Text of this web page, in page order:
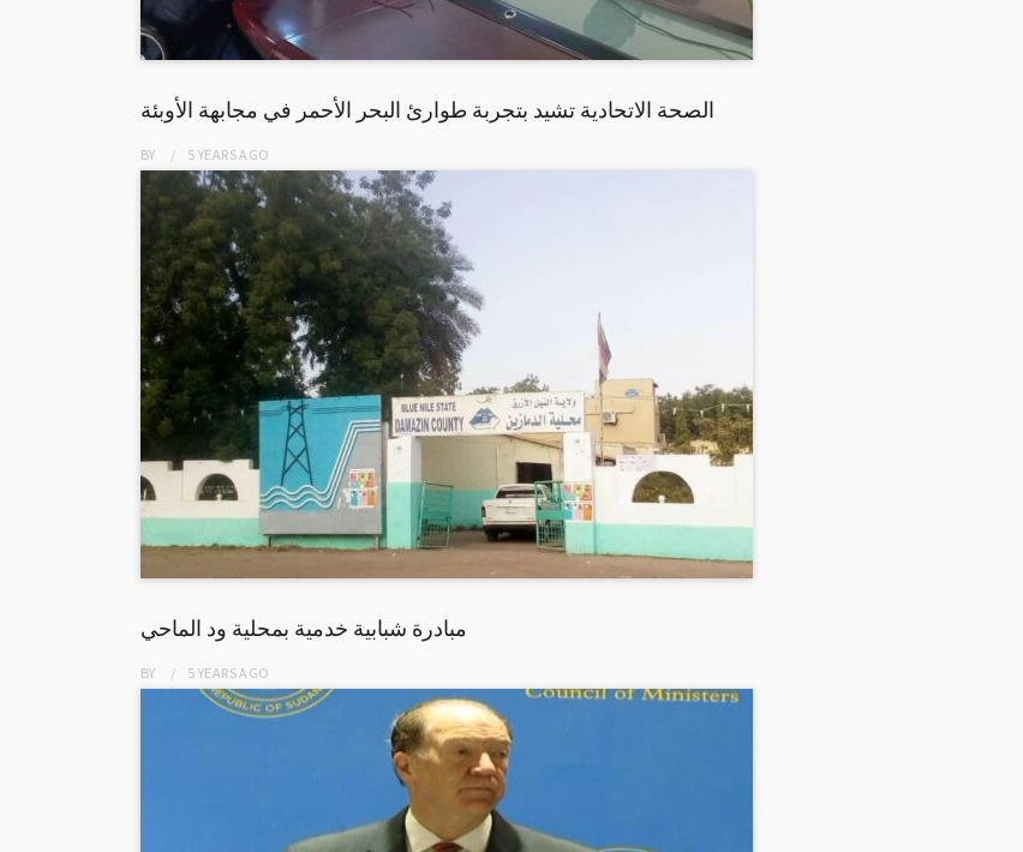
الصحة الاتحادية تشيد بتجربة طوارئ البحر الأحمر في مجابهة الأوبئة
BY 5 YEARSAGO
مبادرة شبابية خدمية بمحلية ود الماحي
BY 5 YEARSAGO